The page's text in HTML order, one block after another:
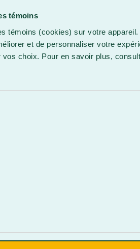
témoins
témoins (cookies) sur votre
et de personnaliser votre
vos choix. Pour en savoir plus,
Next→
G5Y 3G1
15 h 45